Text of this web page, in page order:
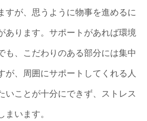
すが、思うように物事を進めるに
あります。サポートがあれば環境
も、こだわりのある部分には集中
が、周囲にサポートしてくれる人
いことが十分にできず、ストレス
まいます。